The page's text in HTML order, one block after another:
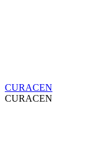
CURACEN
CURACEN